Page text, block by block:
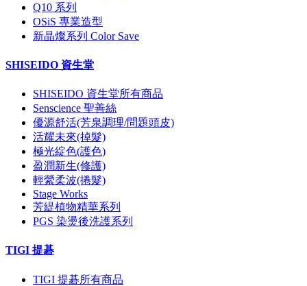
Q10 系列
OSiS 專業造型
新晶燦系列 Color Save
SHISEIDO 資生堂
SHISEIDO 資生堂所有商品
Senscience 聖善絲
優源舒活(芳泉調理/問題頭皮)
活耀未來(掉髮)
極光綻色(護色)
盈潤新生(修護)
輕縈柔波(捲髮)
Stage Works
芳緹植物精華系列
PGS 染燙後洗護系列
TIGI 提碁
TIGI 提碁所有商品